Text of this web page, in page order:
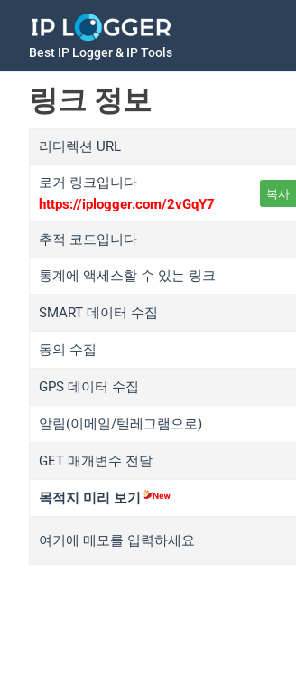
Best IP Logger & IP Tools
링크 정보
리디렉션 URL
로거 링크입니다
https://iplogger.com/2vGqY7
복사
추적 코드입니다
통계에 액세스할 수 있는 링크
SMART 데이터 수집
동의 수집
GPS 데이터 수집
알림(이메일/텔레그램으로)
GET 매개변수 전달
목적지 미리 보기
여기에 메모를 입력하세요